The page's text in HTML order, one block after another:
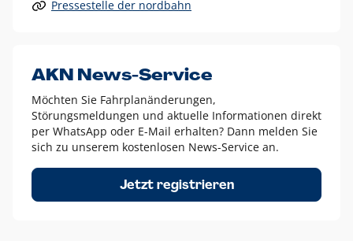
Alle anderen Logo-Varianten dürfen nur in Ausnahmefällen
Diese Ausnahmen sind zum Beispiel:
dem AKN Blau,
weißes Logo auf Fotohintergründen,
schwarzes Logo für reine Schwarz-Weiß-Umsetzungen
Um das Logo herum muss ein Schutzraum von jeweils einer
Höhe bzw. Breite des N aus AKN in alle Richtungen
Pressestelle der nordbahn
AKN News-Service
Möchten Sie Fahrplanänderungen,
Störungsmeldungen und aktuelle Informationen direkt
per WhatsApp oder E-Mail erhalten? Dann melden Sie
sich zu unserem kostenlosen News-Service an.
Jetzt registrieren